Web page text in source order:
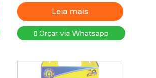
Leia mais
Orçar via Whatsapp